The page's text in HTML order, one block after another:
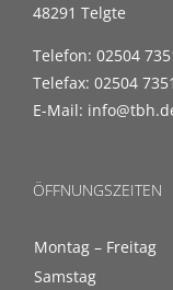
48291 Telgte
Telefon: 02504
Telefax: 02504
E-Mail:
ÖFFNUNGSZEITEN
Montag – Freitag
Samstag